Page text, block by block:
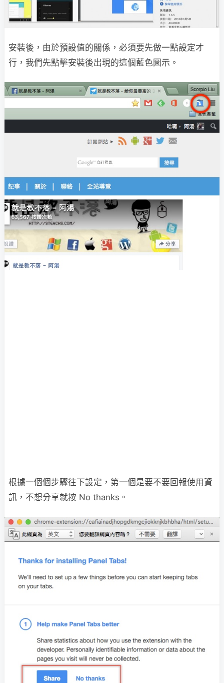
安裝後，由於預設值的關係，必須要先做一點設定才
行，我們先點擊安裝後出現的這個藍色圖示。
根據一個個步驟往下設定，第一個是要不要回報使用資
訊，不想分享就按 No thanks。